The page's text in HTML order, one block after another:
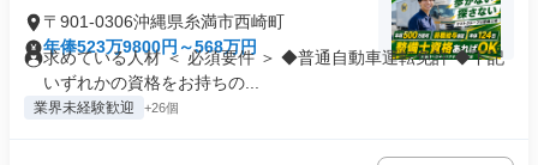
〒901-0306沖縄県糸満市西崎町
年俸523万9800円～568万円
求めている人材 ＜ 必須要件 ＞ ◆普通自動車運転免許 ◆下記
いずれかの資格をお持ちの...
業界未経験歓迎 +26個